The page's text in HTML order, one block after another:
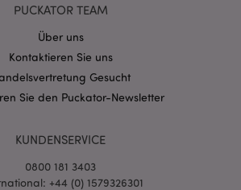
PUCKATOR TEAM
Über uns
Kontaktieren Sie uns
Gesucht
Sie den Puckator-Newsletter
KUNDENSERVICE
0800 181 3403
+44 (0) 1579326301